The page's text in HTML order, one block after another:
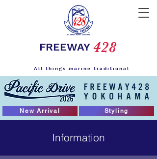
FREEWAY
All things marine traditional
428
New Arrival Styling
Information